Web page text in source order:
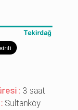
: 3 saat
Sultanköy